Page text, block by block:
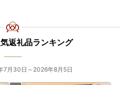
返礼品ランキング
7月30日～2026年8月5日